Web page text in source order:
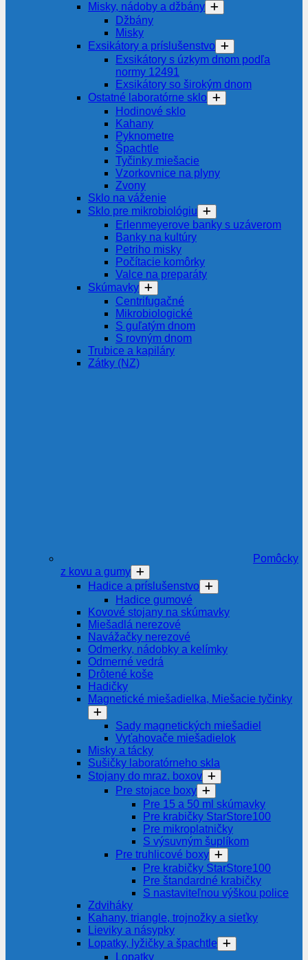
Misky, nádoby a džbány
Džbány
Misky
Exsikátory a príslušenstvo
Exsikátory s úzkym dnom podľa
normy 12491
Exsikátory so širokým dnom
Ostatné laboratórne sklo
Hodinové sklo
Kahany
Pyknometre
Špachtle
Tyčinky miešacie
Vzorkovnice na plyny
Zvony
Sklo na váženie
Sklo pre mikrobiológiu
Erlenmeyerove banky s uzáverom
Banky na kultúry
Petriho misky
Počítacie komôrky
Valce na preparáty
Skúmavky
Centrifugačné
Mikrobiologické
S guľatým dnom
S rovným dnom
Trubice a kapiláry
Zátky (NZ)
Pomôcky
z kovu a gumy
Hadice a príslušenstvo
Hadice gumové
Kovové stojany na skúmavky
Miešadlá nerezové
Navážačky nerezové
Odmerky, nádobky a kelímky
Odmerné vedrá
Drôtené koše
Hadičky
Magnetické miešadielka, Miešacie tyčinky
Sady magnetických miešadiel
Vyťahovače miešadielok
Misky a tácky
Sušičky laboratórneho skla
Stojany do mraz. boxov
Pre stojace boxy
Pre 15 a 50 ml skúmavky
Pre krabičky StarStore100
Pre mikroplatničky
S výsuvným šuplíkom
Pre truhlicové boxy
Pre krabičky StarStore100
Pre štandardné krabičky
S nastaviteľnou výškou police
Zdviháky
Kahany, triangle, trojnožky a sieťky
Lieviky a násypky
Lopatky, lyžičky a špachtle
Lopatky